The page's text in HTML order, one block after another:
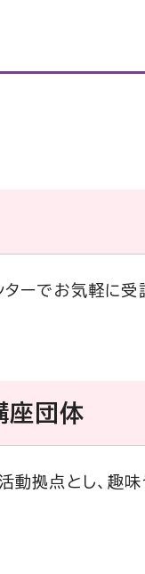
ーでお気軽に
座団体
動拠点とし、趣